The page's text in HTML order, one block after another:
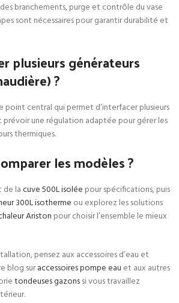
branchements, purge et contrôle du vase
sont nécessaires pour garantir durabilité et
plusieurs générateurs
?
point central qui permet d’interfacer plusieurs
prévoir une régulation adaptée pour gérer les
thermiques.
les modèles ?
de lacuve 500L isolée pour spécifications, puis
300L isotherme ou explorez les solutions
Ariston pour choisir l’ensemble le mieux
pensez aux accessoires d’eau et
blog suraccessoires pompe eau et aux autres
tondeuses gazonssi vous travaillez